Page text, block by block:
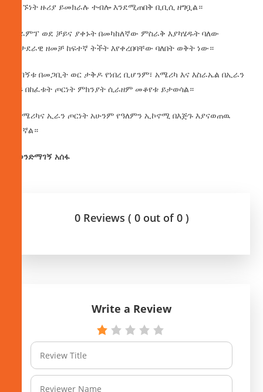
ግንኙነት ዙሪያ ይመክራሉ ተብሎ እንደሚጠበቅ ቢቢሲ ዘግቧል።
ትራምፕ ወደ ቻይና ያቀኑት በመካከለኛው ምስራቅ እያካሄዱት ባለው
ወታደራዊ ዘመቻ ከፍተኛ ትችት እየቀረበባቸው ባለበት ወቅት ነው።
ጉብኝቱ በመጋቢት ወር ታቅዶ የነበረ ቢሆንም፣ አሜሪካ እና እስራኤል በኢራን
ላይ በከፈቱት ጦርነት ምክንያት ሲራዘም መቆየቱ ይታወሳል።
የአሜሪካና ኢራን ጦርነት አሁንም የዓለምን ኢኮኖሚ በእጅጉ እያናወጠዉ
ይገኛል።
በወንድማገኝ አሰፋ
0 Reviews ( 0 out of 0 )
Write a Review